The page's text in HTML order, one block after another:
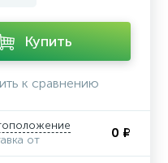
Купить
к сравнению
от
0 ₽